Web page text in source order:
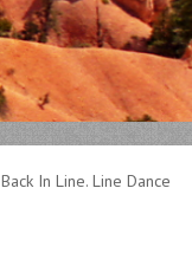
Back In Line. Line Dance